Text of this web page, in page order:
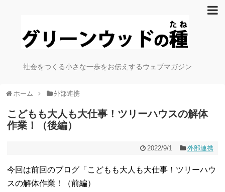
社会をつくる小さな一歩をお伝えするウェブマガジン
ホーム 外部連携
こどもも大人も大仕事！ツリーハウスの解体
作業！（後編）
2022/9/1 外部連携
今回は前回のブログ「こどもも大人も大仕事！ツリーハウ
スの解体作業！（前編）